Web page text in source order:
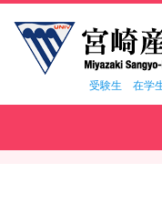
受験生 在学